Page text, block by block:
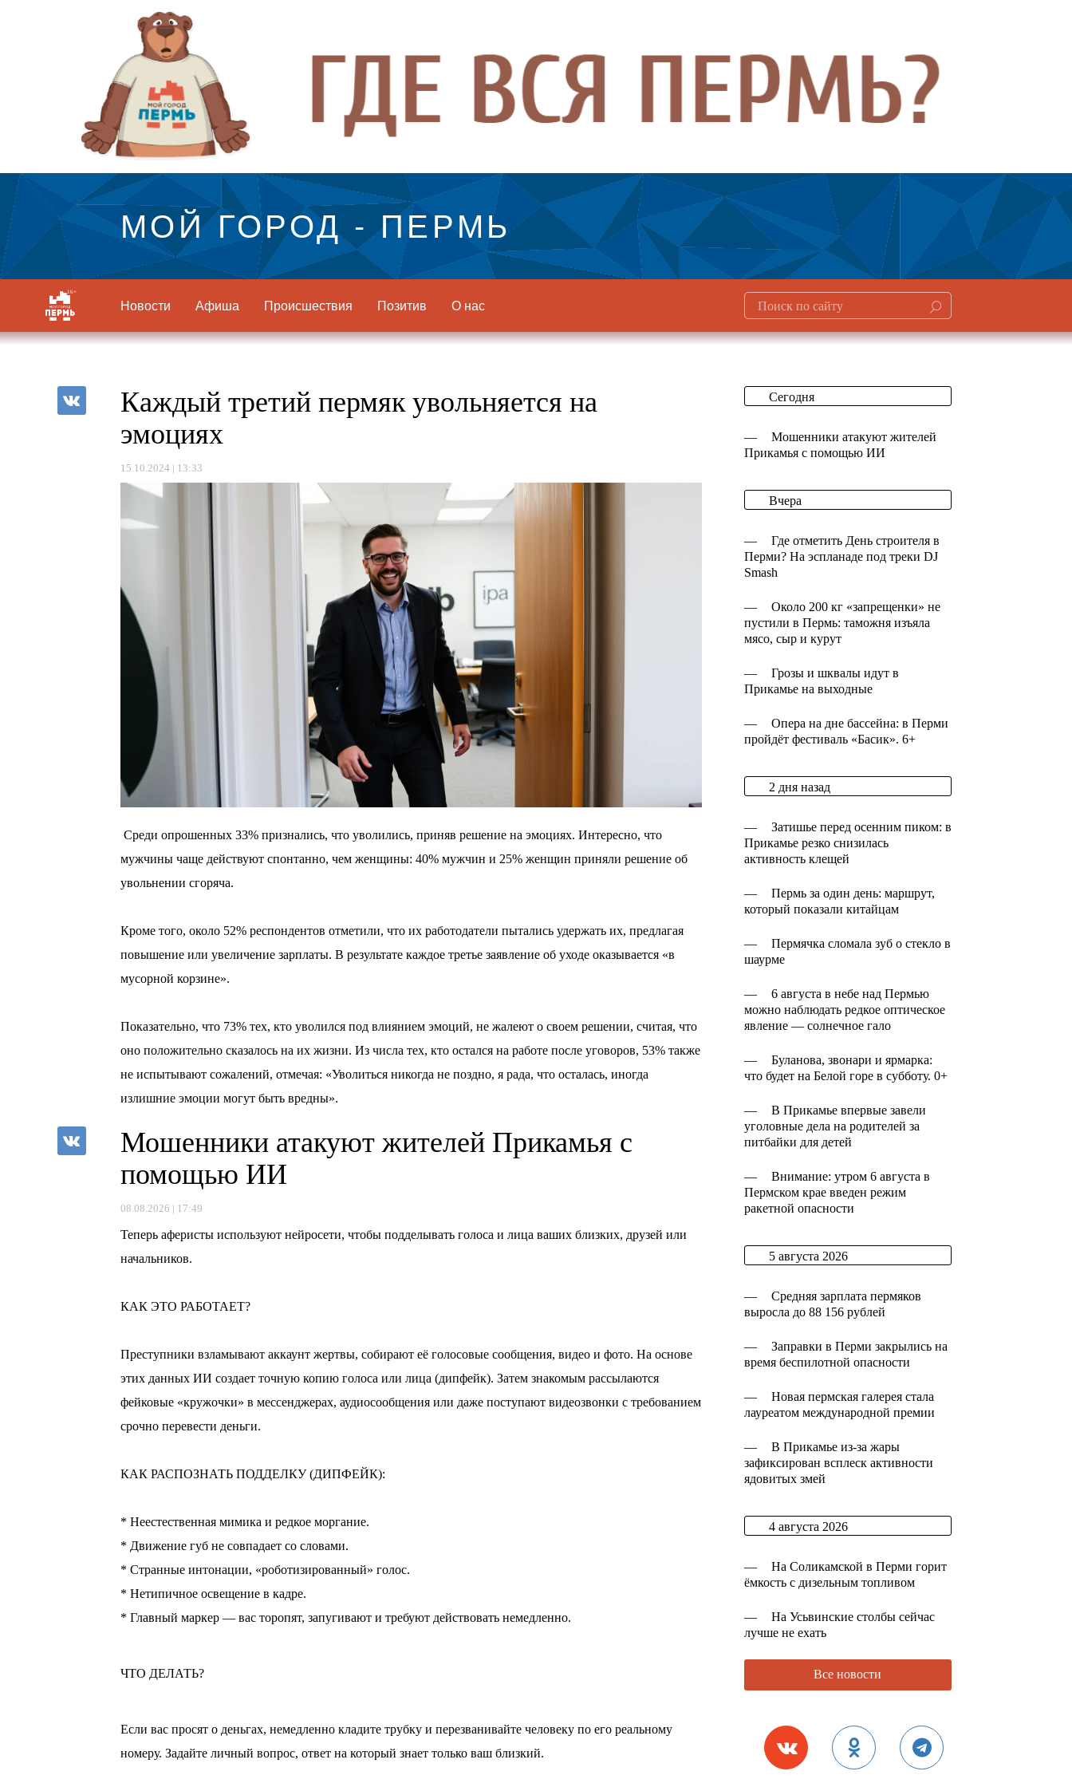
МОЙ ГОРОД - ПЕРМЬ
Новости Афиша Происшествия Позитив О нас
Каждый третий пермяк увольняется на
эмоциях
15.10.2024 | 13:33
Среди опрошенных 33% признались, что уволились, приняв решение на эмоциях. Интересно, что
мужчины чаще действуют спонтанно, чем женщины: 40% мужчин и 25% женщин приняли решение об
увольнении сгоряча.
Кроме того, около 52% респондентов отметили, что их работодатели пытались удержать их, предлагая
повышение или увеличение зарплаты. В результате каждое третье заявление об уходе оказывается «в
мусорной корзине».
Показательно, что 73% тех, кто уволился под влиянием эмоций, не жалеют о своем решении, считая, что
оно положительно сказалось на их жизни. Из числа тех, кто остался на работе после уговоров, 53% также
не испытывают сожалений, отмечая: «Уволиться никогда не поздно, я рада, что осталась, иногда
излишние эмоции могут быть вредны».
Мошенники атакуют жителей Прикамья с
помощью ИИ
08.08.2026 | 17:49
Теперь аферисты используют нейросети, чтобы подделывать голоса и лица ваших близких, друзей или
начальников.
КАК ЭТО РАБОТАЕТ?
Преступники взламывают аккаунт жертвы, собирают её голосовые сообщения, видео и фото. На основе
этих данных ИИ создает точную копию голоса или лица (дипфейк). Затем знакомым рассылаются
фейковые «кружочки» в мессенджерах, аудиосообщения или даже поступают видеозвонки с требованием
срочно перевести деньги.
КАК РАСПОЗНАТЬ ПОДДЕЛКУ (ДИПФЕЙК):
* Неестественная мимика и редкое моргание.
* Движение губ не совпадает со словами.
* Странные интонации, «роботизированный» голос.
* Нетипичное освещение в кадре.
* Главный маркер — вас торопят, запугивают и требуют действовать немедленно.
ЧТО ДЕЛАТЬ?
Если вас просят о деньгах, немедленно кладите трубку и перезванивайте человеку по его реальному
номеру. Задайте личный вопрос, ответ на который знает только ваш близкий.
Сегодня
—
Мошенники атакуют жителей
Прикамья с помощью ИИ
Вчера
—
Где отметить День строителя в
Перми? На эспланаде под треки DJ
Smash
—
Около 200 кг «запрещенки» не
пустили в Пермь: таможня изъяла
мясо, сыр и курут
—
Грозы и шквалы идут в
Прикамье на выходные
—
Опера на дне бассейна: в Перми
пройдёт фестиваль «Басик». 6+
2 дня назад
—
Затишье перед осенним пиком: в
Прикамье резко снизилась
активность клещей
—
Пермь за один день: маршрут,
который показали китайцам
—
Пермячка сломала зуб о стекло в
шаурме
—
6 августа в небе над Пермью
можно наблюдать редкое оптическое
явление — солнечное гало
—
Буланова, звонари и ярмарка:
что будет на Белой горе в субботу. 0+
—
В Прикамье впервые завели
уголовные дела на родителей за
питбайки для детей
—
Внимание: утром 6 августа в
Пермском крае введен режим
ракетной опасности
5 августа 2026
—
Средняя зарплата пермяков
выросла до 88 156 рублей
—
Заправки в Перми закрылись на
время беспилотной опасности
—
Новая пермская галерея стала
лауреатом международной премии
—
В Прикамье из-за жары
зафиксирован всплеск активности
ядовитых змей
4 августа 2026
—
На Соликамской в Перми горит
ёмкость с дизельным топливом
—
На Усьвинские столбы сейчас
лучше не ехать
Все новости